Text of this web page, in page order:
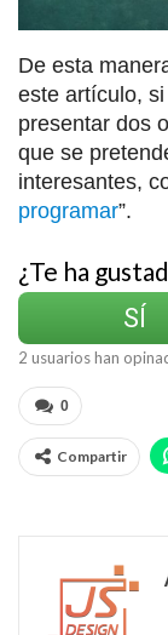
De esta
este artículo,
presentar dos
que se
interesantes,
programar”.
¿Te ha
SÍ
2 usuarios han
0
Compartir